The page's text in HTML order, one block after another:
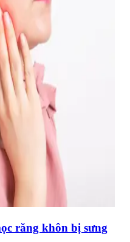
răng khôn bị sưng